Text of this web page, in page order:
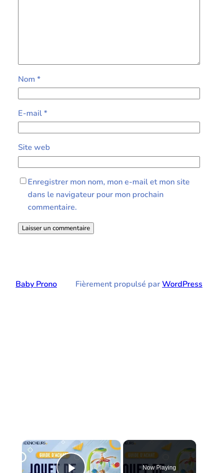
Nom *
E-mail*
Site web
Enregistrer mon nom, mon e-mail et mon site
dans le navigateur pour mon prochain
commentaire.
Baby Prono Fièrement propulsé parWordPress
×
Now Playing